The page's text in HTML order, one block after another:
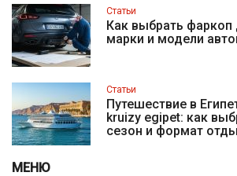
Статьи
Как выбрать фаркоп
марки и модели
Статьи
Путешествие в
kruizy egipet: как
сезон и формат
МЕНЮ